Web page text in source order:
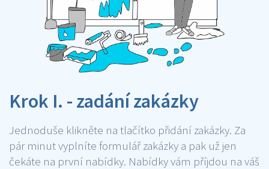
Krok I. - zadání zakázky
Jednoduše klikněte na tlačítko přidání zakázky. Za
pár minut vyplníte formulář zakázky a pak už jen
čekáte na první nabídky. Nabídky vám příjdou na váš